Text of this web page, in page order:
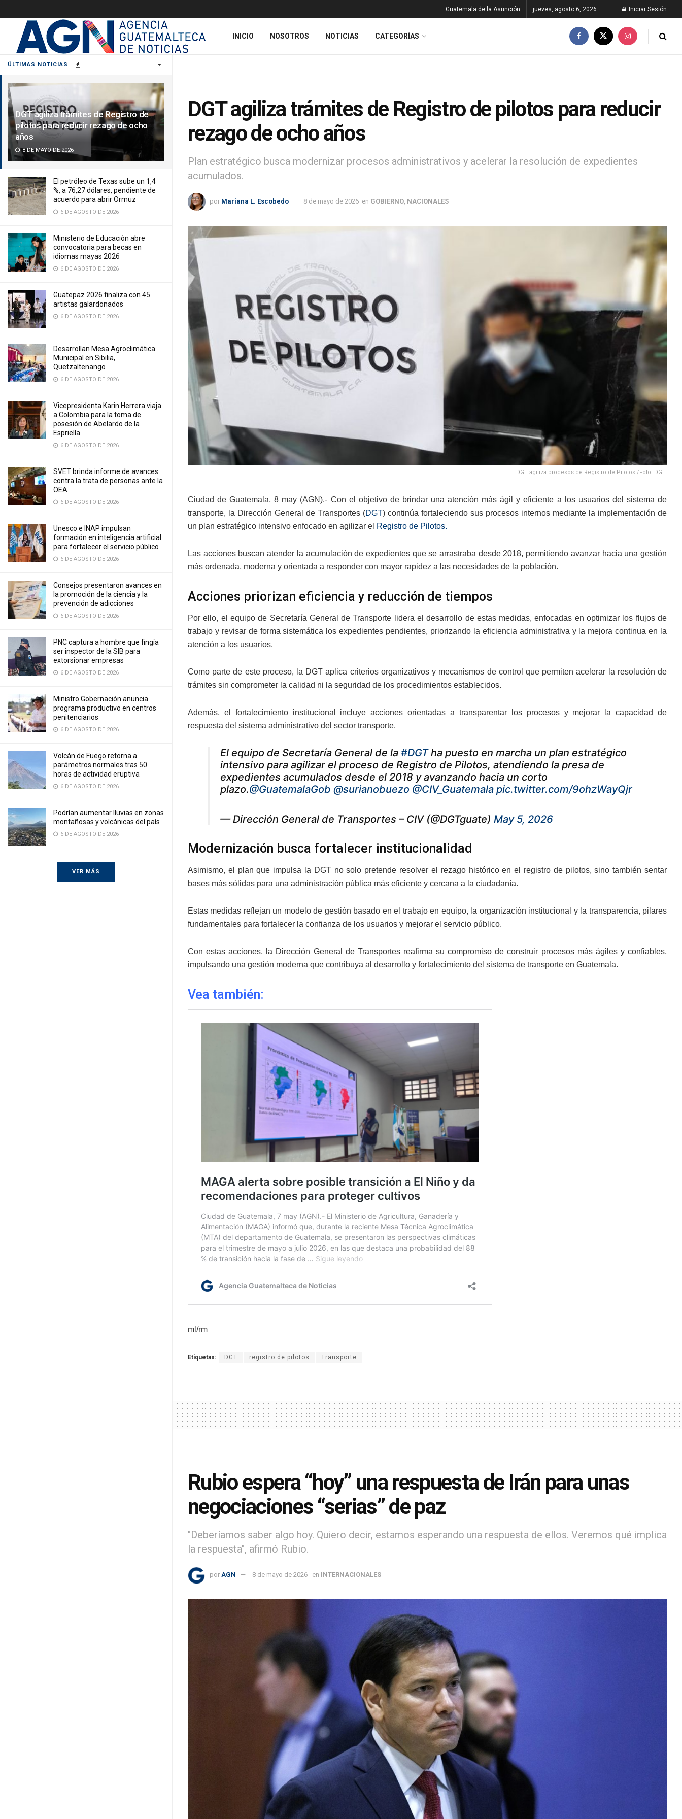
ÚLTIMAS NOTICIAS
DGT agiliza trámites de Registro de
pilotos para reducir rezago de ocho
años
8 DE MAYO DE 2026
El petróleo de Texas sube un 1,4
%, a 76,27 dólares, pendiente de
acuerdo para abrir Ormuz
6 DE AGOSTO DE 2026
Ministerio de Educación abre
convocatoria para becas en
idiomas mayas 2026
6 DE AGOSTO DE 2026
Guatepaz 2026 finaliza con 45
artistas galardonados
6 DE AGOSTO DE 2026
Desarrollan Mesa Agroclimática
Municipal en Sibilia,
Quetzaltenango
6 DE AGOSTO DE 2026
Vicepresidenta Karin Herrera viaja
a Colombia para la toma de
posesión de Abelardo de la
Espriella
6 DE AGOSTO DE 2026
SVET brinda informe de avances
contra la trata de personas ante la
OEA
6 DE AGOSTO DE 2026
Unesco e INAP impulsan
formación en inteligencia artificial
para fortalecer el servicio público
6 DE AGOSTO DE 2026
Consejos presentaron avances en
la promoción de la ciencia y la
prevención de adicciones
6 DE AGOSTO DE 2026
PNC captura a hombre que fingía
ser inspector de la SIB para
extorsionar empresas
6 DE AGOSTO DE 2026
Ministro Gobernación anuncia
programa productivo en centros
penitenciarios
6 DE AGOSTO DE 2026
Volcán de Fuego retorna a
parámetros normales tras 50
horas de actividad eruptiva
6 DE AGOSTO DE 2026
Podrían aumentar lluvias en zonas
montañosas y volcánicas del país
6 DE AGOSTO DE 2026
VER MÁS
Guatemala de la Asunción jueves, agosto 6, 2026 Iniciar Sesión
INICIO NOSOTROS NOTICIAS CATEGORÍAS
DGT agiliza trámites de Registro de pilotos para reducir
rezago de ocho años
Plan estratégico busca modernizar procesos administrativos y acelerar la resolución de expedientes
acumulados.
por Mariana L. Escobedo 8 de mayo de 2026 en GOBIERNO NACIONALES
DGT agiliza procesos de Registro de Pilotos./Foto: DGT.
Ciudad de Guatemala, 8 may (AGN).- Con el objetivo de brindar una atención más ágil y eficiente a los usuarios del sistema de
transporte, la Dirección General de Transportes (DGT) continúa fortaleciendo sus procesos internos mediante la implementación de
un plan estratégico intensivo enfocado en agilizar el Registro de Pilotos.
Las acciones buscan atender la acumulación de expedientes que se arrastraba desde 2018, permitiendo avanzar hacia una gestión
más ordenada, moderna y orientada a responder con mayor rapidez a las necesidades de la población.
Acciones priorizan eficiencia y reducción de tiempos
Por ello, el equipo de Secretaría General de Transporte lidera el desarrollo de estas medidas, enfocadas en optimizar los flujos de
trabajo y revisar de forma sistemática los expedientes pendientes, priorizando la eficiencia administrativa y la mejora continua en la
atención a los usuarios.
Como parte de este proceso, la DGT aplica criterios organizativos y mecanismos de control que permiten acelerar la resolución de
trámites sin comprometer la calidad ni la seguridad de los procedimientos establecidos.
Además, el fortalecimiento institucional incluye acciones orientadas a transparentar los procesos y mejorar la capacidad de
respuesta del sistema administrativo del sector transporte.
El equipo de Secretaría General de la #DGTha puesto en marcha un plan estratégico
intensivo para agilizar el proceso de Registro de Pilotos, atendiendo la presa de
expedientes acumulados desde el 2018 y avanzando hacia un corto
plazo.@GuatemalaGob @surianobuezo @CIV_Guatemala pic.twitter.com/9ohzWayQjr
— Dirección General de Transportes – CIV (@DGTguate) May 5, 2026
Modernización busca fortalecer institucionalidad
Asimismo, el plan que impulsa la DGT no solo pretende resolver el rezago histórico en el registro de pilotos, sino también sentar
bases más sólidas para una administración pública más eficiente y cercana a la ciudadanía.
Estas medidas reflejan un modelo de gestión basado en el trabajo en equipo, la organización institucional y la transparencia, pilares
fundamentales para fortalecer la confianza de los usuarios y mejorar el servicio público.
Con estas acciones, la Dirección General de Transportes reafirma su compromiso de construir procesos más ágiles y confiables,
impulsando una gestión moderna que contribuya al desarrollo y fortalecimiento del sistema de transporte en Guatemala.
Vea también:
ml/rm
Etiquetas: DGT registro de pilotos Transporte
Rubio espera “hoy” una respuesta de Irán para unas
negociaciones “serias” de paz
"Deberíamos saber algo hoy. Quiero decir, estamos esperando una respuesta de ellos. Veremos qué implica
la respuesta", afirmó Rubio.
por AGN 8 de mayo de 2026 en INTERNACIONALES